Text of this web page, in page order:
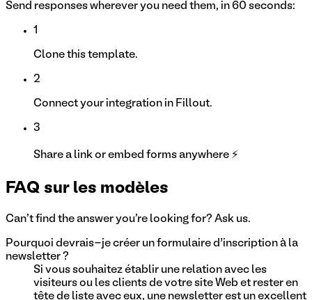
Send responses wherever you need them, in 60 seconds:
1
Clone this template.
2
Connect your integration in Fillout.
3
Share a link or embed forms anywhere ⚡
FAQ sur les modèles
Can't find the answer you're looking for? Ask us.
Pourquoi devrais-je créer un formulaire d’inscription à la
newsletter ?
Si vous souhaitez établir une relation avec les
visiteurs ou les clients de votre site Web et rester en
tête de liste avec eux, une newsletter est un excellent